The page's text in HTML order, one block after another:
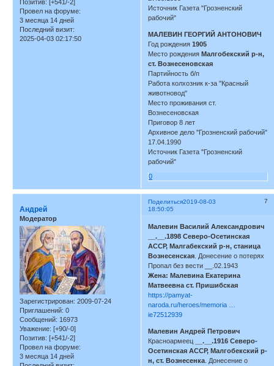
Позитив: [+541/-2]
Провел на форуме:
3 месяца 14 дней
Последний визит:
2025-04-03 02:17:50
Источник Газета "Грозненский
рабочий"
МАЛЕВИН ГЕОРГИЙ АНТОНОВИЧ
Год рождения1905
Место рожденияМалгобекский р-н,
ст. Вознесеновская
Партийность б/п
Работа колхозник к-за "Красный
животновод"
Место проживания ст.
Вознесеновская
Приговор 8 лет
Архивное дело "Грозненский рабочий"
17.04.1990
Источник Газета "Грозненский
рабочий"
0
Поделиться 7
2019-08-03
18:50:05
Андрей
Модератор
Зарегистрирован: 2009-07-24
Приглашений: 0
Сообщений: 16973
Уважение: [+90/-0]
Позитив: [+541/-2]
Провел на форуме:
3 месяца 14 дней
Малевин Василий Александрович
__.__.1898 Северо-Осетинская
АССР, Малгабекский р-н, станица
Вознесенская . Донесение о потерях
Пропал без вести __.02.1943
Жена: Малевина Екатерина
Матвеевна ст. Пришибская
https://pamyat-
naroda.ru/heroes/memoria …
ie72512939
Малевин Андрей Петрович
Красноармеец
__.__.1916 Северо-
Осетинская АССР, Малгобекский р-
н, ст. Вознесенка . Донесение о